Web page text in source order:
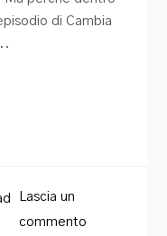
di Cambia
Lascia un
commento